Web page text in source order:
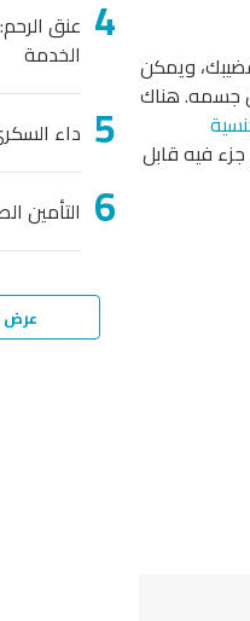
ويمكن
جسمه. هناك
فيه قابل
عنق
الخدمة
داء
التأمين
عرض